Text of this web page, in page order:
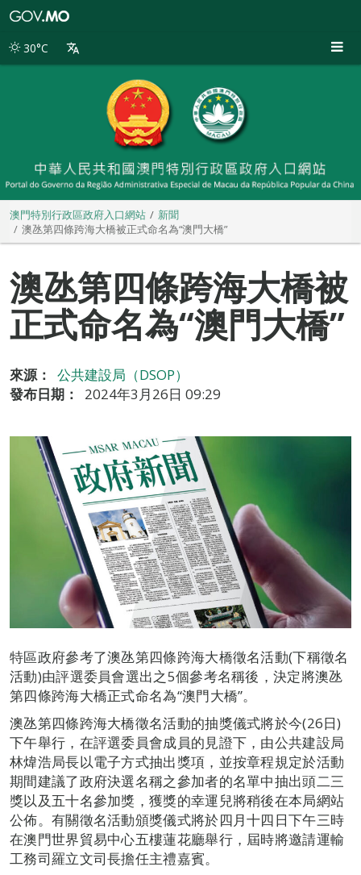
別
30°C
澳門特別行政區政府入口網站
新聞
澳氹第四條跨海大橋被正式命名為“澳門大橋”
澳氹第四條跨海大橋被
正式命名為“澳門大橋”
來源：
公共建設局（DSOP）
發布日期：
2024年3月26日 09:29
特區政府參考了澳氹第四條跨海大橋徵名活動(下稱徵名
活動)由評選委員會選出之5個參考名稱後，決定將澳氹
第四條跨海大橋正式命名為“澳門大橋”。
澳氹第四條跨海大橋徵名活動的抽獎儀式將於今(26日)
下午舉行，在評選委員會成員的見證下，由公共建設局
林煒浩局長以電子方式抽出獎項，並按章程規定於活動
期間建議了政府決選名稱之參加者的名單中抽出頭二三
獎以及五十名參加獎，獲獎的幸運兒將稍後在本局網站
公佈。有關徵名活動頒獎儀式將於四月十四日下午三時
在澳門世界貿易中心五樓蓮花廳舉行，屆時將邀請運輸
工務司羅立文司長擔任主禮嘉賓。